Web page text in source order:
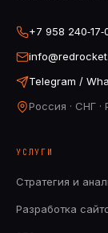
+7 958
Telegram /
Россия · СНГ
УСЛУГИ
Стратегия и
Разработка